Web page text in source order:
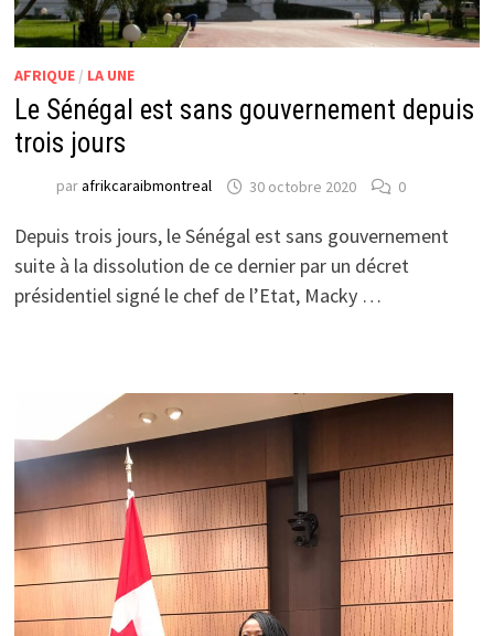
AFRIQUE/ LA UNE
Le Sénégal est sans gouvernement depuis
trois jours
parafrikcaraibmontreal 30 octobre 2020 0
Depuis trois jours, le Sénégal est sans gouvernement
suite à la dissolution de ce dernier par un décret
présidentiel signé le chef de l’Etat, Macky …